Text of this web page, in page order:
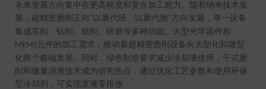
未来发展方向集中在更高精度和复合加工能力。随着纳米技术发
展，超精密磨削正向 " 以磨代研、以磨代抛"方向发展，单一设备
集成车削、钻削、铣削、研磨等多种功能。大型光学器件和
MEMS元件的加工需求，推动着超精密磨削设备向大型化和微型
化两个极端发展。同时，绿色制造要求减少冷却液使用，干式磨
削和微量润滑技术成为研究热点，通过优化工艺参数和使用环保
型冷却剂，可实现废液零排放